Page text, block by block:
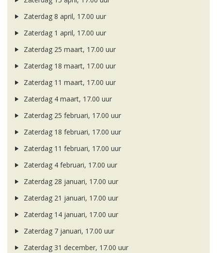
Zaterdag 8 april, 17.00 uur
Zaterdag 1 april, 17.00 uur
Zaterdag 25 maart, 17.00 uur
Zaterdag 18 maart, 17.00 uur
Zaterdag 11 maart, 17.00 uur
Zaterdag 4 maart, 17.00 uur
Zaterdag 25 februari, 17.00 uur
Zaterdag 18 februari, 17.00 uur
Zaterdag 11 februari, 17.00 uur
Zaterdag 4 februari, 17.00 uur
Zaterdag 28 januari, 17.00 uur
Zaterdag 21 januari, 17.00 uur
Zaterdag 14 januari, 17.00 uur
Zaterdag 7 januari, 17.00 uur
Zaterdag 31 december, 17.00 uur